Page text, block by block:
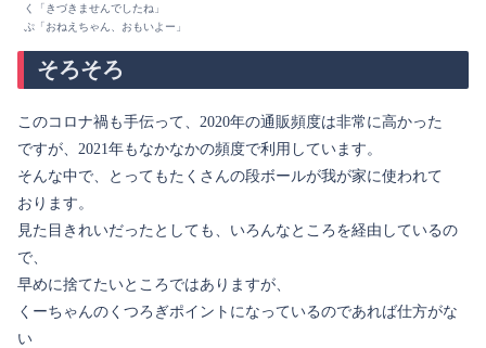
く「きづきませんでしたね」
ぷ「おねえちゃん、おもいよー」
そろそろ
このコロナ禍も手伝って、2020年の通販頻度は非常に高かった
ですが、2021年もなかなかの頻度で利用しています。
そんな中で、とってもたくさんの段ボールが我が家に使われて
おります。
見た目きれいだったとしても、いろんなところを経由しているの
で、
早めに捨てたいところではありますが、
くーちゃんのくつろぎポイントになっているのであれば仕方がな
い